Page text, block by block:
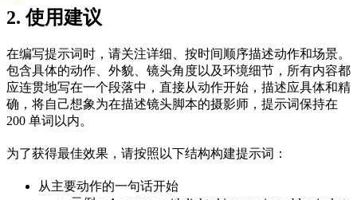
2. 使用建议
在编写提示词时，请关注详细、按时间顺序描述动作和场景。
包含具体的动作、外貌、镜头角度以及环境细节，所有内容都
应连贯地写在一个段落中，直接从动作开始，描述应具体和精
确，将自己想象为在描述镜头脚本的摄影师，提示词保持在
200 单词以内。
为了获得最佳效果，请按照以下结构构建提示词：
从主要动作的一句话开始